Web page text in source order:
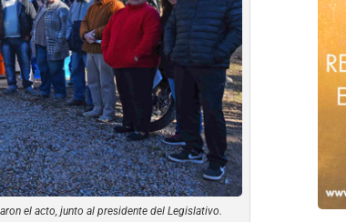
el acto, junto al presidente del Legislativo.